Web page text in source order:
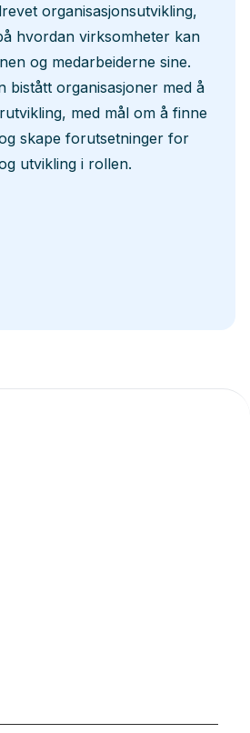
organisasjonsutvikling,
hvordan virksomheter kan
og medarbeiderne sine.
bistått organisasjoner med å
med mål om å finne
skape forutsetninger for
utvikling i rollen.